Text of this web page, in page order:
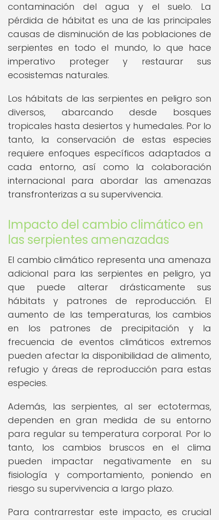
contaminación del agua y el suelo. La
pérdida de hábitat es una de las principales
causas de disminución de las poblaciones de
serpientes en todo el mundo, lo que hace
imperativo proteger y restaurar sus
ecosistemas naturales.
Los hábitats de las serpientes en peligro son
diversos, abarcando desde bosques
tropicales hasta desiertos y humedales. Por lo
tanto, la conservación de estas especies
requiere enfoques específicos adaptados a
cada entorno, así como la colaboración
internacional para abordar las amenazas
transfronterizas a su supervivencia.
Impacto del cambio climático en
las serpientes amenazadas
El cambio climático representa una amenaza
adicional para las serpientes en peligro, ya
que puede alterar drásticamente sus
hábitats y patrones de reproducción. El
aumento de las temperaturas, los cambios
en los patrones de precipitación y la
frecuencia de eventos climáticos extremos
pueden afectar la disponibilidad de alimento,
refugio y áreas de reproducción para estas
especies.
Además, las serpientes, al ser ectotermas,
dependen en gran medida de su entorno
para regular su temperatura corporal. Por lo
tanto, los cambios bruscos en el clima
pueden impactar negativamente en su
fisiología y comportamiento, poniendo en
riesgo su supervivencia a largo plazo.
Para contrarrestar este impacto, es crucial